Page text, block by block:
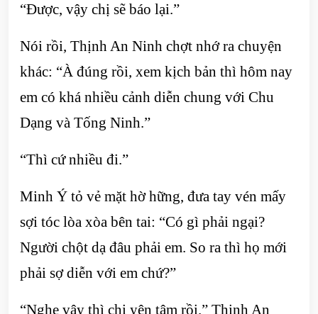
“Được, vậy chị sẽ báo lại.”
Nói rồi, Thịnh An Ninh chợt nhớ ra chuyện
khác: “À đúng rồi, xem kịch bản thì hôm nay
em có khá nhiều cảnh diễn chung với Chu
Dạng và Tống Ninh.”
“Thì cứ nhiều đi.”
Minh Ý tỏ vẻ mặt hờ hững, đưa tay vén mấy
sợi tóc lòa xòa bên tai: “Có gì phải ngại?
Người chột dạ đâu phải em. So ra thì họ mới
phải sợ diễn với em chứ?”
“Nghe vậy thì chị yên tâm rồi.” Thịnh An